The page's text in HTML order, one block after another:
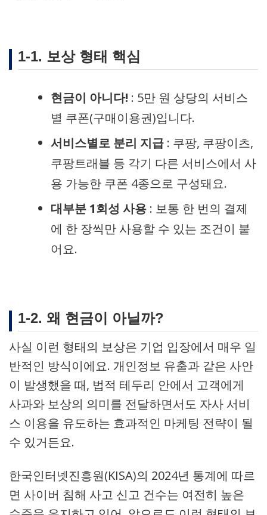
1-1. 보상 형태 핵심
현금이 아니다! : 5만 원 상당의 서비스
별 쿠폰(구매이용권)입니다.
서비스별로 분리 지급 : 쿠팡, 쿠팡이츠,
쿠팡트래블 등 각기 다른 서비스에서 사
용 가능한 쿠폰 4종으로 구성돼요.
대부분 1회성 사용 : 보통 한 번의 결제
에 한 장씩만 사용할 수 있는 조건이 붙
어요.
1-2. 왜 현금이 아닐까?
사실 이런 형태의 보상은 기업 입장에서 매우 일
반적인 방식이에요. 개인정보 유출과 같은 사안
이 발생했을 때, 법적 테두리 안에서 고객에게
사과와 보상의 의미를 전달하면서도 자사 서비
스 이용을 유도하는 효과적인 마케팅 전략이 될
수 있거든요.
한국인터넷진흥원(KISA)의 2024년 통계에 따르
면 사이버 침해 사고 신고 건수는 여전히 높은